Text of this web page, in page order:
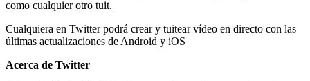
como cualquier otro tuit.
Cualquiera en Twitter podrá crear y tuitear vídeo en directo con las
últimas actualizaciones de Android y iOS
Acerca de Twitter